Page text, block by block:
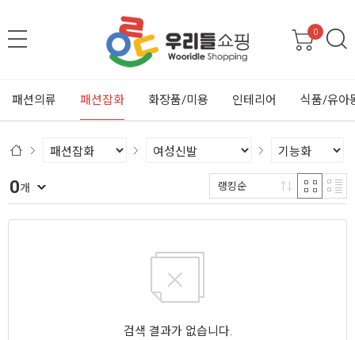
0
패션의류 패션잡화 화장품/미용 인테리어 식품/유아
0개 랭킹순
검색 결과가 없습니다.